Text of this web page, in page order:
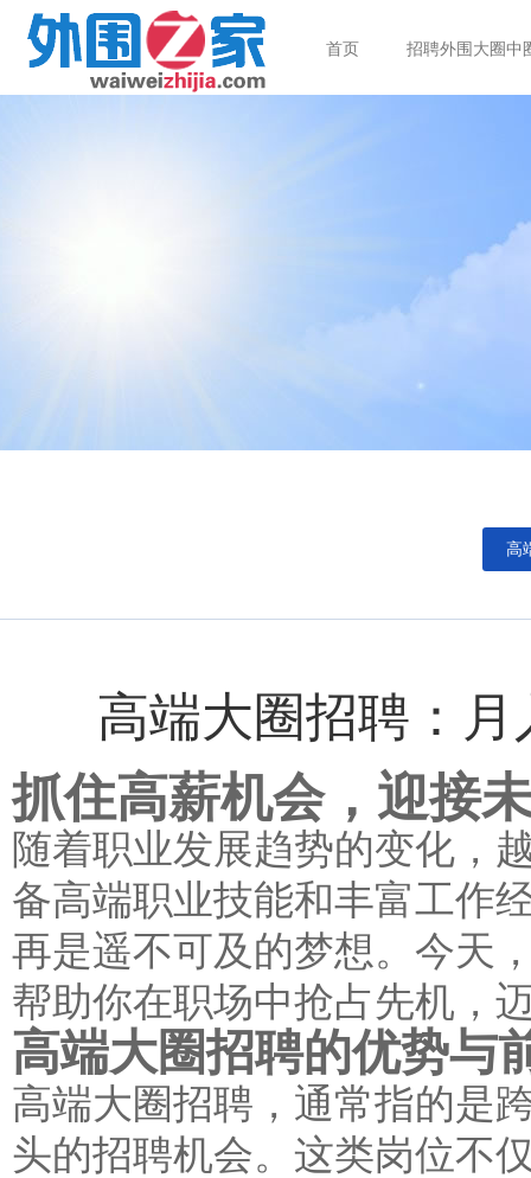
首页 招聘外围大圈中
高
高端大圈招聘：
抓住高薪机会，迎接
随着职业发展趋势的变化，
备高端职业技能和丰富工作
再是遥不可及的梦想。今天
帮助你在职场中抢占先机，
高端大圈招聘的优势与
高端大圈招聘，通常指的是
头的招聘机会。这类岗位不